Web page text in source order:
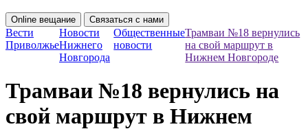
Online вещание Связаться с нами
Вести
Приволжье
Новости
Нижнего
Новгорода
Общественные
новости
Трамваи №18 вернулись
на свой маршрут в
Нижнем Новгороде
Трамваи №18 вернулись на
свой маршрут в Нижнем